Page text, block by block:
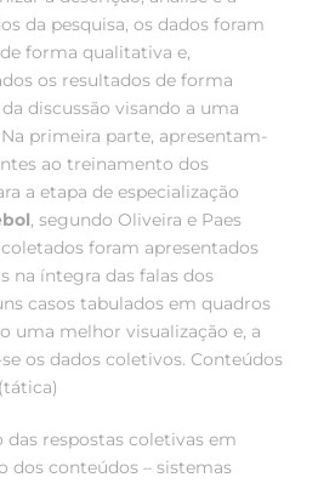
da pesquisa, os dados foram
forma qualitativa e,
os resultados de forma
discussão visando a uma
primeira parte, apresentam-
ao treinamento dos
a etapa de especialização
, segundo Oliveira e Paes
foram apresentados
na íntegra das falas dos
casos tabulados em quadros
uma melhor visualização e, a
os dados coletivos. Conteúdos
das respostas coletivas em
dos conteúdos – sistemas